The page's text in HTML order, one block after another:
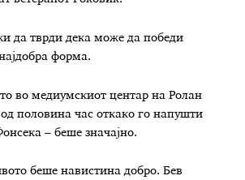
да тврди дека може да победи
форма.
во медиумскиот центар на Ролан
половина час откако го напушти
– беше значајно.
беше навистина добро. Бев